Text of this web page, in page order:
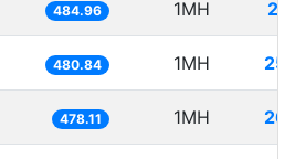
484.96 1MH
480.84 1MH
478.11 1MH